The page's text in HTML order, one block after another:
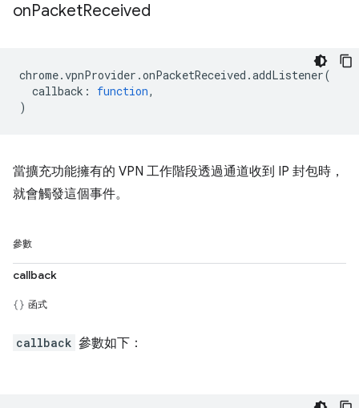
onPacketReceived
chrome.vpnProvider .onPacketReceived .addListener(
callback : function,
)
當擴充功能擁有的 VPN 工作階段透過通道收到 IP 封包時，
就會觸發這個事件。
參數
callback
函式
callback 參數如下：